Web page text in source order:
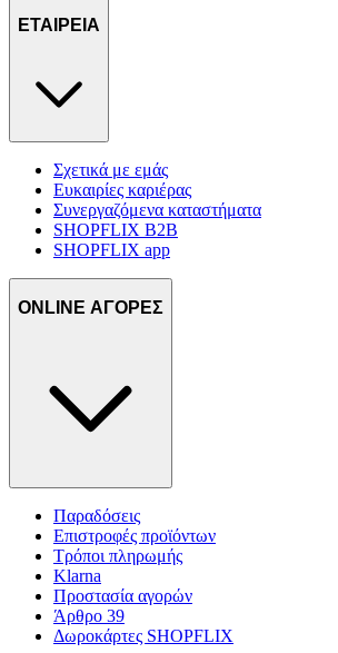
ΕΤΑΙΡΕΙΑ
Σχετικά με εμάς
Ευκαιρίες καριέρας
Συνεργαζόμενα καταστήματα
SHOPFLIX B2B
SHOPFLIX app
ONLINE ΑΓΟΡΕΣ
Παραδόσεις
Επιστροφές προϊόντων
Τρόποι πληρωμής
Klarna
Προστασία αγορών
Άρθρο 39
Δωροκάρτες SHOPFLIX